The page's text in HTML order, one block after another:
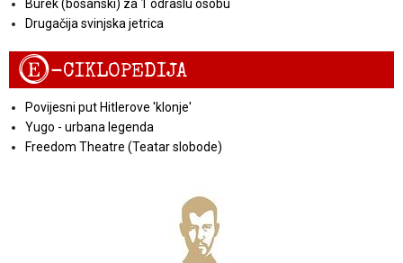
Burek (bosanski) za 1 odraslu osobu
Drugačija svinjska jetrica
E-CIKLOPEDIJA
Povijesni put Hitlerove 'klonje'
Yugo - urbana legenda
Freedom Theatre (Teatar slobode)